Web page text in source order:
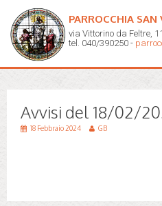
PARROCCHIA
via Vittorino da Feltre,
tel. 040/390250 -
Avvisi del 18/02/
18 Febbraio 2024 GB